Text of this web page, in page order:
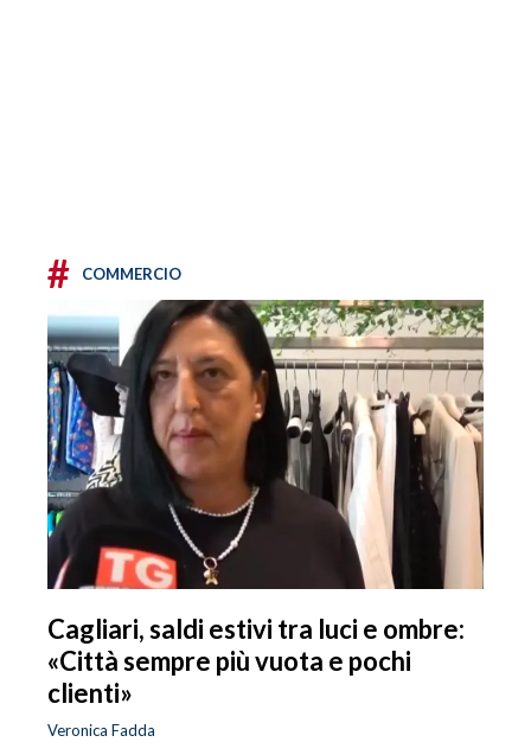
# COMMERCIO
Cagliari, saldi estivi tra luci e ombre:
«Città sempre più vuota e pochi
clienti»
Veronica Fadda